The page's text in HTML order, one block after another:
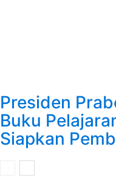
Presiden
Buku
Siapkan